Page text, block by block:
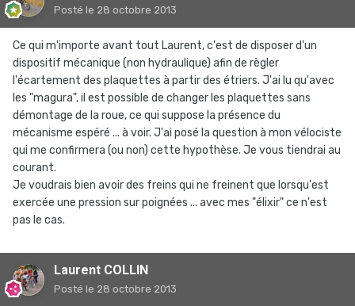
Posté le 28 octobre 2013
Ce qui m'importe avant tout Laurent, c'est de disposer d'un
dispositif mécanique (non hydraulique) afin de règler
l'écartement des plaquettes à partir des étriers. J'ai lu qu'avec
les "magura", il est possible de changer les plaquettes sans
démontage de la roue, ce qui suppose la présence du
mécanisme espéré ... à voir. J'ai posé la question à mon vélociste
qui me confirmera (ou non) cette hypothèse. Je vous tiendrai au
courant.
Je voudrais bien avoir des freins qui ne freinent que lorsqu'est
exercée une pression sur poignées ... avec mes "élixir" ce n'est
pas le cas.
Laurent COLLIN
Posté le 28 octobre 2013